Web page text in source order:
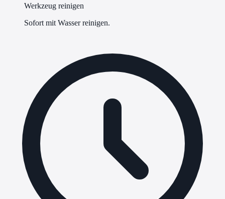
Werkzeug reinigen
Sofort mit Wasser reinigen.